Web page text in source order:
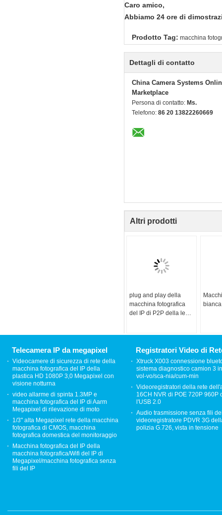
Caro amico,
Abbiamo 24 ore di
Prodotto Tag: macchina
Dettagli di contatto
China Camera Systems
Marketplace
Persona di contatto: Ms.
Telefono: 86 20 13822260669
Altri prodotti
plug and play della
macchina fotografica
del IP di P2P della lente
Telecamera IP da megapixel
Videocamere di sicurezza di rete della
macchina fotografica del IP della
plastica HD 1080P 3,0 Megapixel con
visione notturna
video allarme di spinta 1.3MP e
macchina fotografica del IP di Aarm
Megapixel di rilevazione di moto
1/3" alta Megapixel rete della macchina
fotografica di CMOS, macchina
fotografica domestica del monitoraggio
Macchina fotografica del IP della
macchina fotografica/Wifi del IP di
Megapixel/macchina fotografica senza
fili del IP
Registratori Video di
Xtruck X003 connessione
sistema diagnostico camion 3
vol-vo/sca-nia/cum-min
Videoregistratori della rete
16CH NVR di POE 720P 960P
l'USB 2.0
Audio trasmissione senza fili
videoregistratore PDVR 3G
polizia G.726, vista in tensione